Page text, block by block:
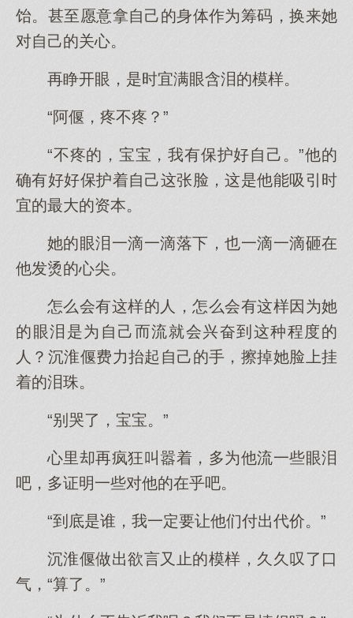
饴。甚至愿意拿自己的身体作为筹码，换来她
对自己的关心。
再睁开眼，是时宜满眼含泪的模样。
“阿偃，疼不疼？”
“不疼的，宝宝，我有保护好自己。”他的
确有好好保护着自己这张脸，这是他能吸引时
宜的最大的资本。
她的眼泪一滴一滴落下，也一滴一滴砸在
他发烫的心尖。
怎么会有这样的人，怎么会有这样因为她
的眼泪是为自己而流就会兴奋到这种程度的
人？沉淮偃费力抬起自己的手，擦掉她脸上挂
着的泪珠。
“别哭了，宝宝。”
心里却再疯狂叫嚣着，多为他流一些眼泪
吧，多证明一些对他的在乎吧。
“到底是谁，我一定要让他们付出代价。”
沉淮偃做出欲言又止的模样，久久叹了口
气，“算了。”